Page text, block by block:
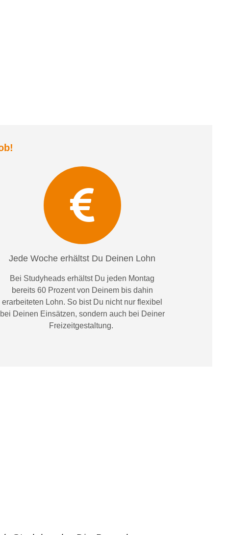
!
Jede Woche erhältst Du Deinen Lohn
Bei Studyheads erhältst Du jeden Montag
bereits 60 Prozent von Deinem bis dahin
erarbeiteten Lohn. So bist Du nicht nur flexibel
bei Deinen Einsätzen, sondern auch bei Deiner
Freizeitgestaltung.